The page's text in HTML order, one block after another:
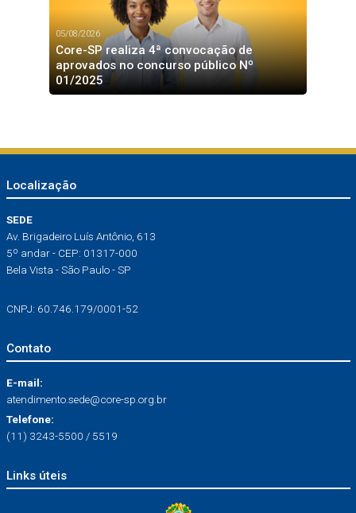
05/08/2026
Core-SP realiza 4ª convocação de
aprovados no concurso público Nº
01/2025
Localização
SEDE
Av. Brigadeiro Luís Antônio, 613
5º andar - CEP: 01317-000
Bela Vista - São Paulo - SP
CNPJ: 60.746.179/0001-52
Contato
E-mail:
atendimento.sede@core-sp.org.br
Telefone:
(11) 3243-5500 / 5519
Links úteis